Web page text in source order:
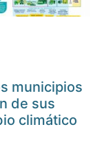
municipios
de sus
climático